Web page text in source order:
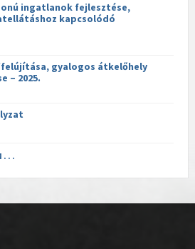
ingatlanok fejlesztése,
kapcsolódó
gyalogos átkelőhely
– 2025.
. . .